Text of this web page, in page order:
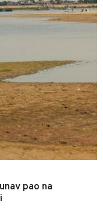
pao na